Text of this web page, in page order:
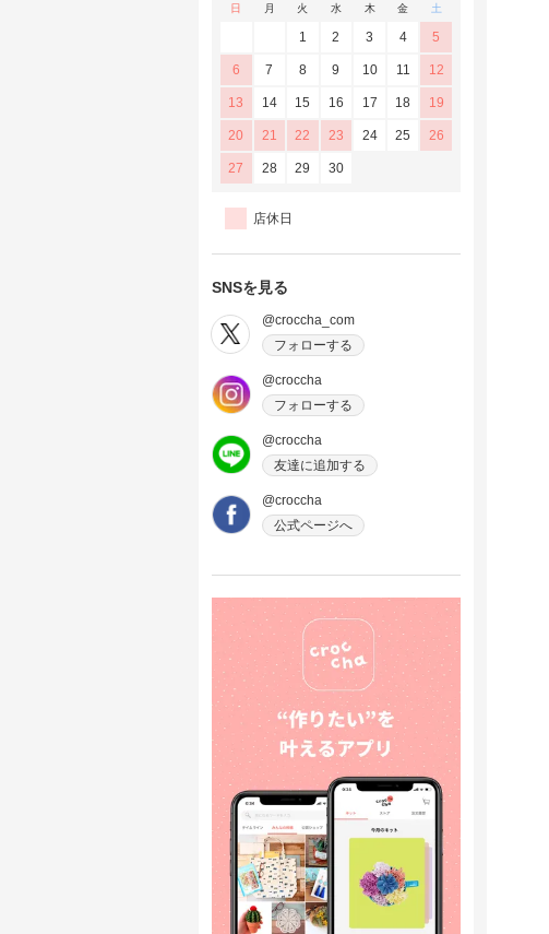
日 月 火 水 木 金 土
1 2 3 4 5
6 7 8 9 10 11 12
13 14 15 16 17 18 19
20 21 22 23 24 25 26
27 28 29 30
店休日
SNSを見る
@croccha_com
フォローする
@croccha
フォローする
@croccha
友達に追加する
@croccha
公式ページへ